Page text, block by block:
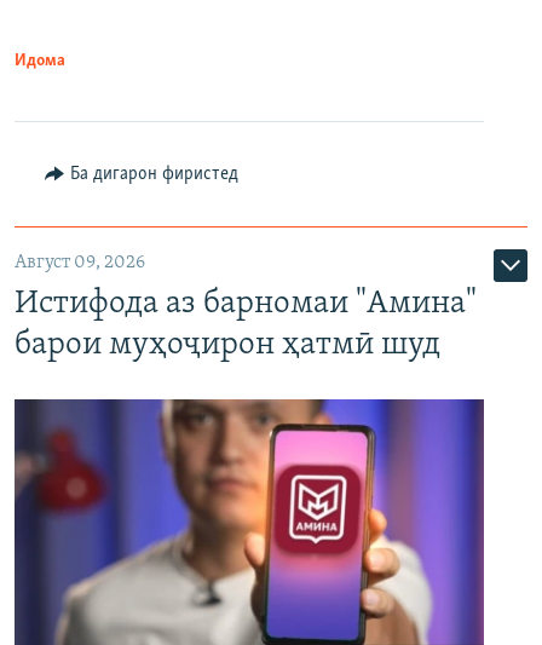
Идома
Ба дигарон фиристед
Август 09, 2026
Истифода аз барномаи "Амина"
барои муҳоҷирон ҳатмӣ шуд